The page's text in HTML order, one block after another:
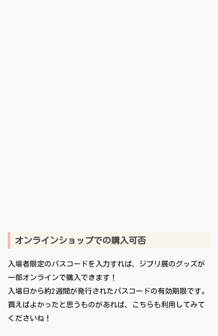
オンラインショップでの購入可否
入場者限定のパスコードを入力すれば、ジブリ展のグッズが
一部オンラインで購入できます！
入場日から約2週間が発行されたパスコードの有効期限です。
買えばよかったと思うものがあれば、こちらも利用してみて
くださいね！